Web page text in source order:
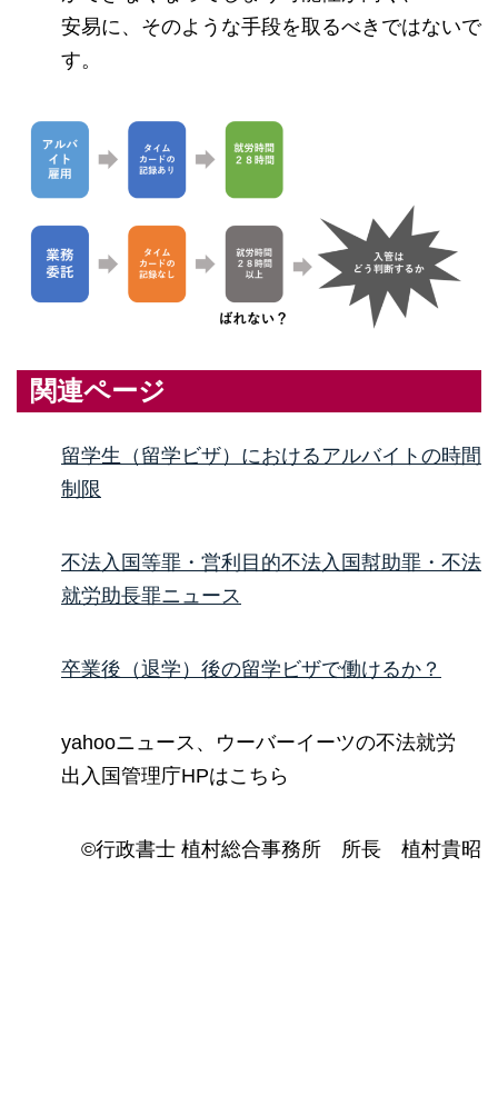
安易に、そのような手段を取るべきではないで
す。
関連ページ
留学生（留学ビザ）におけるアルバイトの時間
制限
不法入国等罪・営利目的不法入国幇助罪・不法
就労助長罪ニュース
卒業後（退学）後の留学ビザで働けるか？
yahooニュース、ウーバーイーツの不法就労
出入国管理庁HPはこちら
©行政書士 植村総合事務所 所長 植村貴昭